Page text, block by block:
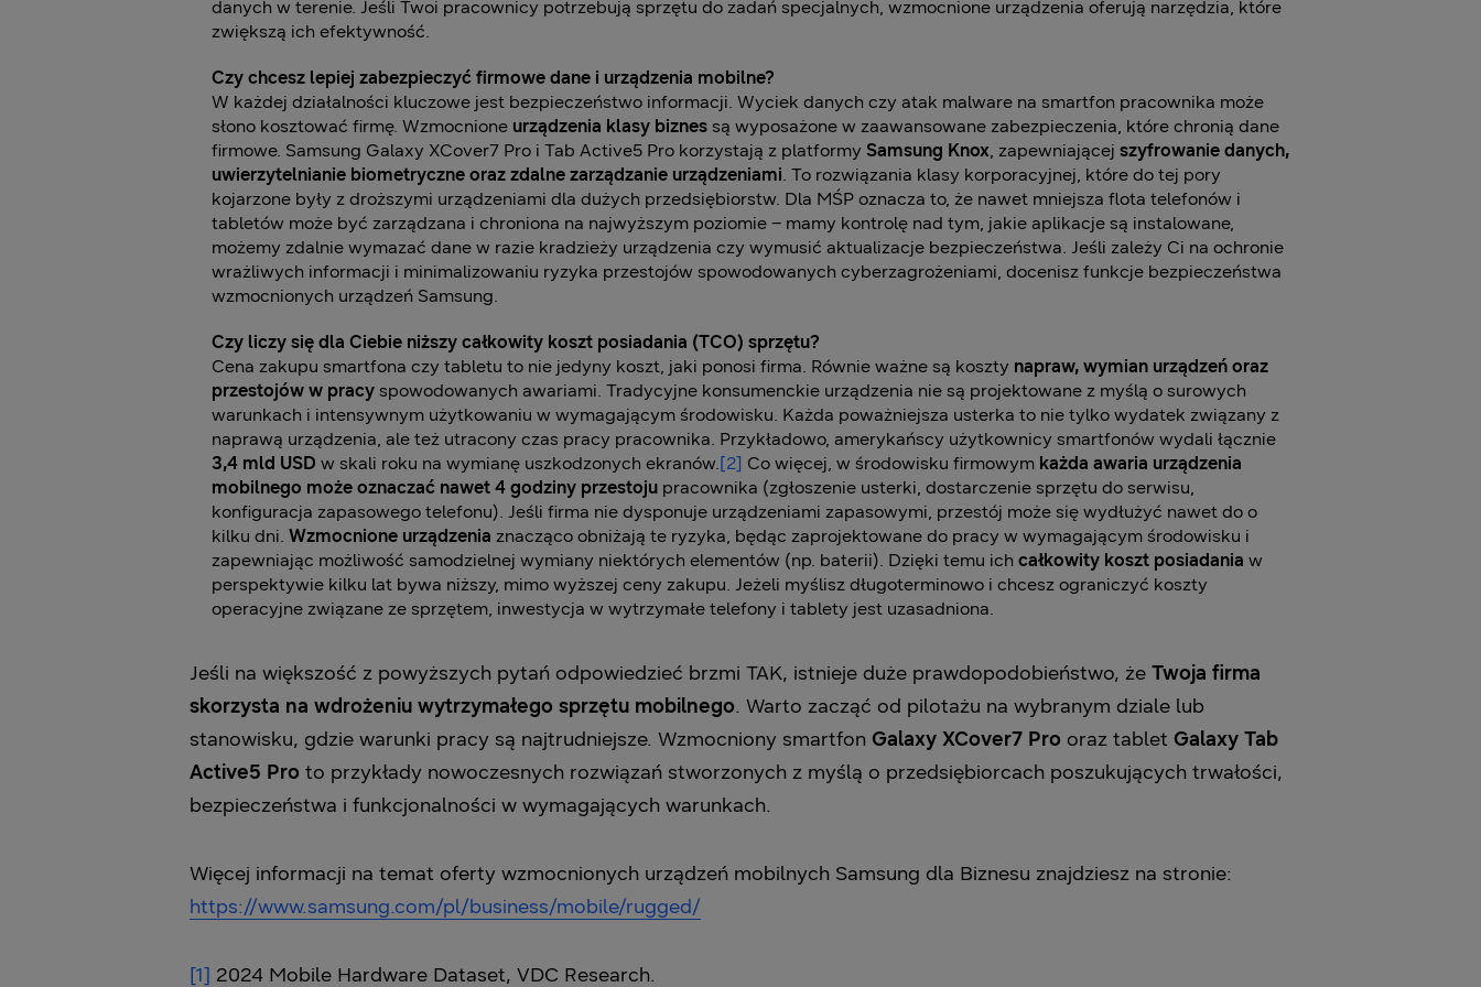
danych w terenie. Jeśli Twoi pracownicy potrzebują sprzętu do zadań specjalnych, wzmocnione urządzenia oferują narzędzia, które
zwiększą ich efektywność.
Czy chcesz lepiej zabezpieczyć firmowe dane i urządzenia mobilne?
W każdej działalności kluczowe jest bezpieczeństwo informacji. Wyciek danych czy atak malware na smartfon pracownika może
słono kosztować firmę. Wzmocnione urządzenia klasy biznes są wyposażone w zaawansowane zabezpieczenia, które chronią dane
firmowe. Samsung Galaxy XCover7 Pro i Tab Active5 Pro korzystają z platformy Samsung Knox, zapewniającej szyfrowanie danych,
uwierzytelnianie biometryczne oraz zdalne zarządzanie urządzeniami. To rozwiązania klasy korporacyjnej, które do tej pory
kojarzone były z droższymi urządzeniami dla dużych przedsiębiorstw. Dla MŚP oznacza to, że nawet mniejsza flota telefonów i
tabletów może być zarządzana i chroniona na najwyższym poziomie – mamy kontrolę nad tym, jakie aplikacje są instalowane,
możemy zdalnie wymazać dane w razie kradzieży urządzenia czy wymusić aktualizacje bezpieczeństwa. Jeśli zależy Ci na ochronie
wrażliwych informacji i minimalizowaniu ryzyka przestojów spowodowanych cyberzagrożeniami, docenisz funkcje bezpieczeństwa
wzmocnionych urządzeń Samsung.
Czy liczy się dla Ciebie niższy całkowity koszt posiadania (TCO) sprzętu?
Cena zakupu smartfona czy tabletu to nie jedyny koszt, jaki ponosi firma. Równie ważne są koszty napraw, wymian urządzeń oraz
przestojów w pracy spowodowanych awariami. Tradycyjne konsumenckie urządzenia nie są projektowane z myślą o surowych
warunkach i intensywnym użytkowaniu w wymagającym środowisku. Każda poważniejsza usterka to nie tylko wydatek związany z
naprawą urządzenia, ale też utracony czas pracy pracownika. Przykładowo, amerykańscy użytkownicy smartfonów wydali łącznie
3,4 mld USD w skali roku na wymianę uszkodzonych ekranów.[2] Co więcej, w środowisku firmowym każda awaria urządzenia
mobilnego może oznaczać nawet 4 godziny przestoju pracownika (zgłoszenie usterki, dostarczenie sprzętu do serwisu,
konfiguracja zapasowego telefonu). Jeśli firma nie dysponuje urządzeniami zapasowymi, przestój może się wydłużyć nawet do o
kilku dni. Wzmocnione urządzenia znacząco obniżają te ryzyka, będąc zaprojektowane do pracy w wymagającym środowisku i
zapewniając możliwość samodzielnej wymiany niektórych elementów (np. baterii). Dzięki temu ich całkowity koszt posiadania w
perspektywie kilku lat bywa niższy, mimo wyższej ceny zakupu. Jeżeli myślisz długoterminowo i chcesz ograniczyć koszty
operacyjne związane ze sprzętem, inwestycja w wytrzymałe telefony i tablety jest uzasadniona.
Jeśli na większość z powyższych pytań odpowiedzieć brzmi TAK, istnieje duże prawdopodobieństwo, że Twoja firma
skorzysta na wdrożeniu wytrzymałego sprzętu mobilnego. Warto zacząć od pilotażu na wybranym dziale lub
stanowisku, gdzie warunki pracy są najtrudniejsze. Wzmocniony smartfon Galaxy XCover7 Pro oraz tablet Galaxy Tab
Active5 Pro to przykłady nowoczesnych rozwiązań stworzonych z myślą o przedsiębiorcach poszukujących trwałości,
bezpieczeństwa i funkcjonalności w wymagających warunkach.
Więcej informacji na temat oferty wzmocnionych urządzeń mobilnych Samsung dla Biznesu znajdziesz na stronie:
https://www.samsung.com/pl/business/mobile/rugged/
[1] 2024 Mobile Hardware Dataset, VDC Research.